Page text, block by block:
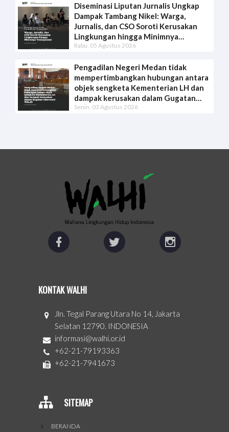
Diseminasi Liputan Jurnalis Ungkap
Dampak Tambang Nikel: Warga,
Jurnalis, dan CSO Soroti Kerusakan
Lingkungan hingga Minimnya
Transparansi
Rabu, 05 Agustus 2026
Pengadilan Negeri Medan tidak
mempertimbangkan hubungan antara
objek sengketa Kementerian LH dan
dampak kerusakan dalam Gugatan
Intervensi WALHI
Senin, 03 Agustus 2026
KONTAK WALHI
Jln. Tegal Parang Utara No 14, Jakarta
Selatan 12790. INDONESIA
informasi@walhi.or.id
+62-21-79193363
+62-21-7941673
SITEMAP
BERANDA